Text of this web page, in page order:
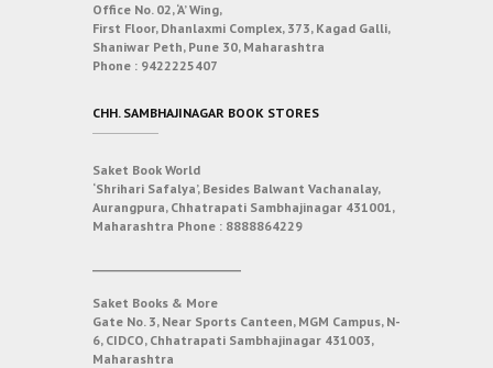
Office No. 02, ‘A’ Wing,
First Floor, Dhanlaxmi Complex, 373, Kagad Galli,
Shaniwar Peth, Pune 30, Maharashtra
Phone : 9422225407
CHH. SAMBHAJINAGAR BOOK STORES
Saket Book World
‘Shrihari Safalya’, Besides Balwant Vachanalay,
Aurangpura, Chhatrapati Sambhajinagar 431001,
Maharashtra Phone : 8888864229
Saket Books & More
Gate No. 3, Near Sports Canteen, MGM Campus, N-
6, CIDCO, Chhatrapati Sambhajinagar 431003,
Maharashtra